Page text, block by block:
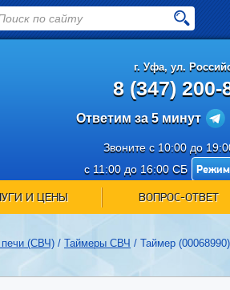
г. Уфа, ул.
8 (347) 200-
Ответим за 5 минут
Звоните с 10:00 до
с 11:00 до 16:00 СБ
И ЦЕНЫ ВОПРОС-ОТВЕТ
(СВЧ) / Таймеры СВЧ / Таймер (00068990)